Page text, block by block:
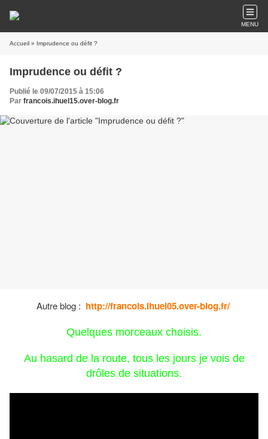
MENU
Accueil » Imprudence ou défit ?
Imprudence ou défit ?
Publié le 09/07/2015 à 15:06
Par francois.ihuel15.over-blog.fr
Autre blog : http://francois.ihuel05.over-blog.fr/
Quelques morceaux choisis.
Au hasard de la route, tous les jours je vois de
drôles de situations.